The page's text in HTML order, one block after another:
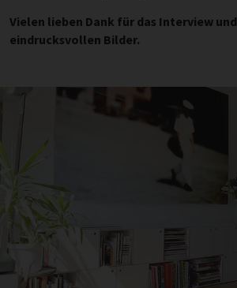
Vielen lieben Dank für das Interview
eindrucksvollen Bilder.